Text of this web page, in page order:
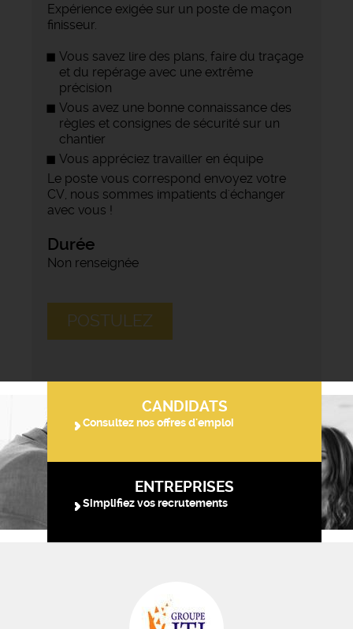
Expérience exigée sur un poste de maçon
finisseur.
Vous savez lire des plans, faire du traçage
et du repérage avec une extrême
précision
Vous avez une bonne connaissance des
règles et consignes de sécurité sur un
chantier
Vous appréciez travailler en équipe
Le poste vous correspond envoyez votre
CV, nous sommes impatients d'échanger
avec vous !
Durée
Non renseignée
POSTULEZ
CANDIDATS
Consultez nos offres d'emploi
ENTREPRISES
Simplifiez vos recrutements